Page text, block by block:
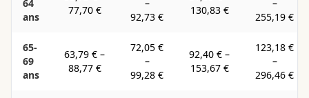
64
ans
77,70 €
–
92,73 €
130,83 €
–
255,19 €
65-
69
ans
63,79 € –
88,77 €
72,05 €
–
99,28 €
92,40 € –
153,67 €
123,18 €
–
296,46 €